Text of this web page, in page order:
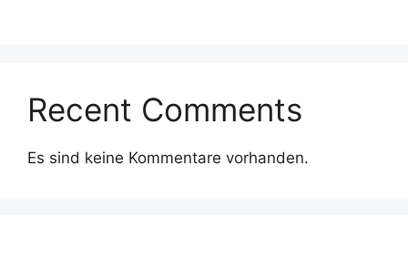
Recent Comments
Es sind keine Kommentare vorhanden.